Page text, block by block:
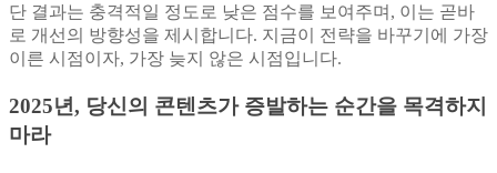
단 결과는 충격적일 정도로 낮은 점수를 보여주며, 이는 곧바
로 개선의 방향성을 제시합니다. 지금이 전략을 바꾸기에 가장
이른 시점이자, 가장 늦지 않은 시점입니다.
2025년, 당신의 콘텐츠가 증발하는 순간을 목격하지
마라